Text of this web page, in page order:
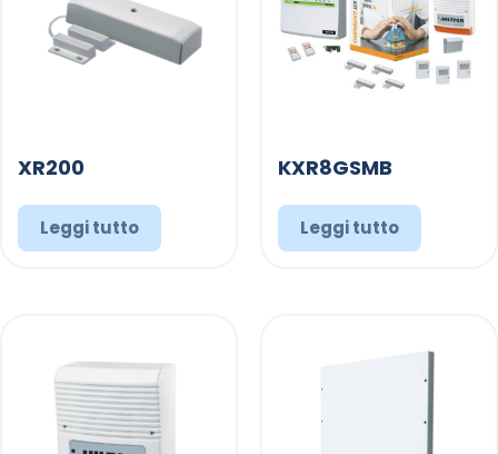
XR200
Leggi tutto
KXR8GSMB
Leggi tutto